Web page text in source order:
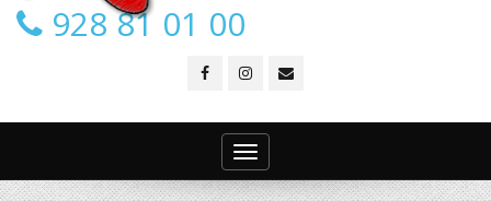
928 81 01 00
Toggle
navigation